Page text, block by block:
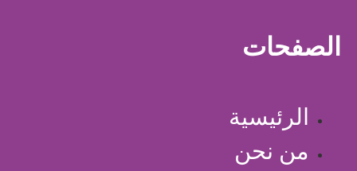
الصفحات
الرئيسية
من نحن